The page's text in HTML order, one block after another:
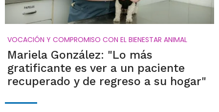
VOCACIÓN Y COMPROMISO CON EL BIENESTAR ANIMAL
Mariela González: "Lo más
gratificante es ver a un paciente
recuperado y de regreso a su hogar"